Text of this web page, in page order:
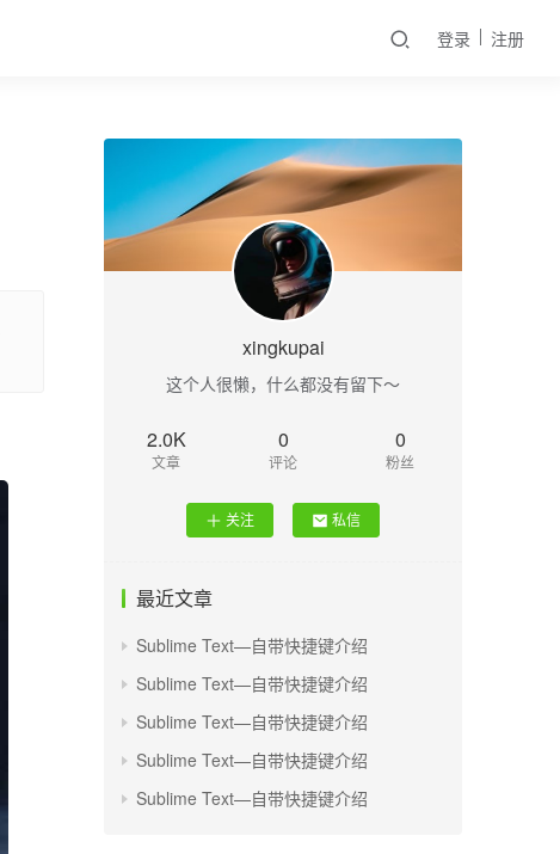
登录 注册
xingkupai
这个人很懒，什么都没有留下～
2.0K
文章
0
评论
0
粉丝
关注 私信
最近文章
Sublime Text—自带快捷键介绍
Sublime Text—自带快捷键介绍
Sublime Text—自带快捷键介绍
Sublime Text—自带快捷键介绍
Sublime Text—自带快捷键介绍